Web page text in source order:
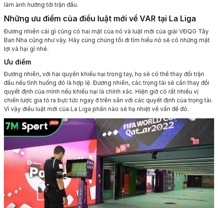
làm ảnh hưởng tới trận đấu.
Những ưu điểm của điều luật mới về VAR tại La Liga
Đương nhiên cái gì cũng có hai mặt của nó và luật mới của giải VĐQG Tây
Ban Nha cũng như vậy. Hãy cùng chúng tôi đi tìm hiểu nó sẽ có những mặt
lợi và hại gì nhé.
Ưu điểm
Đương nhiên, với hai quyền khiếu nại trong tay, họ sẽ có thể thay đổi trận
đấu nếu tình huống đó là hợp lệ. Đương nhiên, các trọng tài sẽ cần thay đổi
quyết định của mình nếu khiếu nại là chính xác. Hiện giờ có rất nhiều vị
chiến lược gia tỏ ra bực tức ngay ở trên sân với các quyết định của trọng tài.
Vì vậy điều luật mới của La Liga phần nào sẽ hạ nhiệt về vấn đề đó.